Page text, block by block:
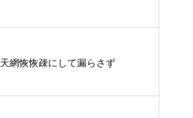
天網恢恢疎にして漏らさず